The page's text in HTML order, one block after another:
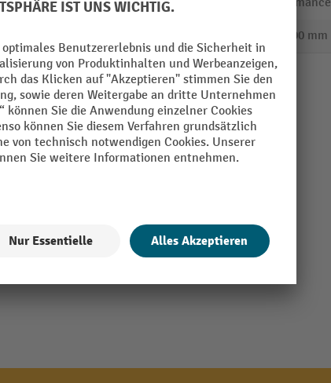
Segment
30 - 100 mm